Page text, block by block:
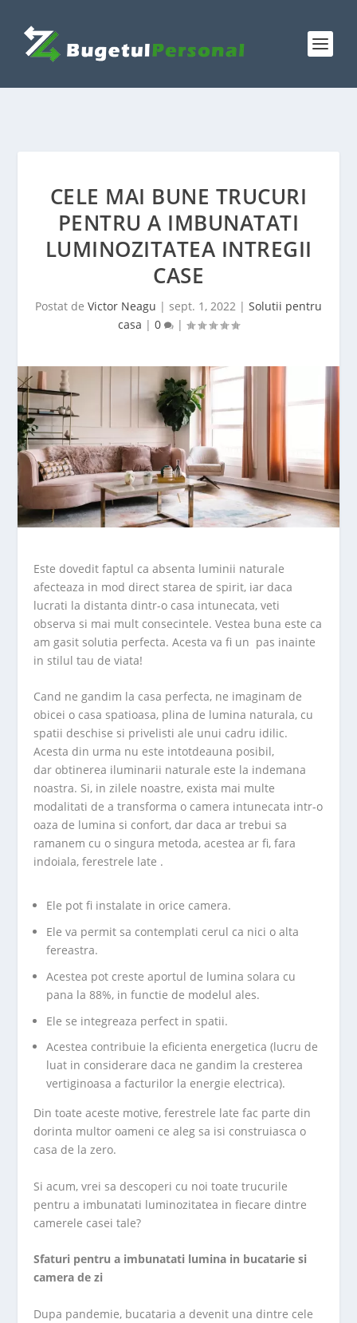
CELE MAI BUNE TRUCURI
PENTRU A IMBUNATATI
LUMINOZITATEA INTREGII
CASE
Postat de Victor Neagu | sept. 1, 2022 | Solutii pentru
casa | 0 |
Este dovedit faptul ca absenta luminii naturale
afecteaza in mod direct starea de spirit, iar daca
lucrati la distanta dintr-o casa intunecata, veti
observa si mai mult consecintele. Vestea buna este ca
am gasit solutia perfecta. Acesta va fi un pas inainte
in stilul tau de viata!
Cand ne gandim la casa perfecta, ne imaginam de
obicei o casa spatioasa, plina de lumina naturala, cu
spatii deschise si privelisti ale unui cadru idilic.
Acesta din urma nu este intotdeauna posibil,
dar obtinerea iluminarii naturale este la indemana
noastra. Si, in zilele noastre, exista mai multe
modalitati de a transforma o camera intunecata intr-o
oaza de lumina si confort, dar daca ar trebui sa
ramanem cu o singura metoda, acestea ar fi, fara
indoiala, ferestrele late .
Ele pot fi instalate in orice camera.
Ele va permit sa contemplati cerul ca nici o alta
fereastra.
Acestea pot creste aportul de lumina solara cu
pana la 88%, in functie de modelul ales.
Ele se integreaza perfect in spatii.
Acestea contribuie la eficienta energetica (lucru de
luat in considerare daca ne gandim la cresterea
vertiginoasa a facturilor la energie electrica).
Din toate aceste motive, ferestrele late fac parte din
dorinta multor oameni ce aleg sa isi construiasca o
casa de la zero.
Si acum, vrei sa descoperi cu noi toate trucurile
pentru a imbunatati luminozitatea in fiecare dintre
camerele casei tale?
Sfaturi pentru a imbunatati lumina in bucatarie si
camera de zi
Dupa pandemie, bucataria a devenit una dintre cele